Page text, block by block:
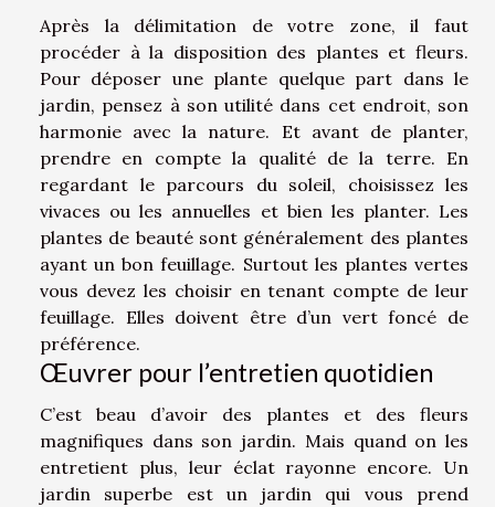
Après la délimitation de votre zone, il faut
procéder à la disposition des plantes et fleurs.
Pour déposer une plante quelque part dans le
jardin, pensez à son utilité dans cet endroit, son
harmonie avec la nature. Et avant de planter,
prendre en compte la qualité de la terre. En
regardant le parcours du soleil, choisissez les
vivaces ou les annuelles et bien les planter. Les
plantes de beauté sont généralement des plantes
ayant un bon feuillage. Surtout les plantes vertes
vous devez les choisir en tenant compte de leur
feuillage. Elles doivent être d’un vert foncé de
préférence.
Œuvrer pour l’entretien quotidien
C’est beau d’avoir des plantes et des fleurs
magnifiques dans son jardin. Mais quand on les
entretient plus, leur éclat rayonne encore. Un
jardin superbe est un jardin qui vous prend